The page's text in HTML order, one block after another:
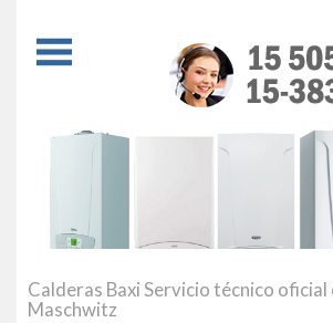
Calderas Baxi Servicio técnico oficial
Maschwitz